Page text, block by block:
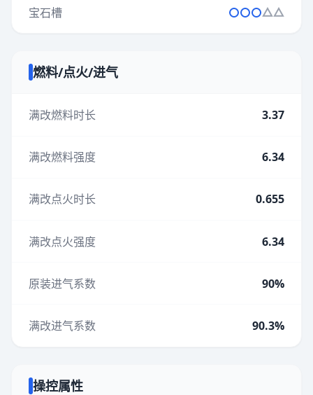
宝石槽
燃料/点火/进气
满改燃料时长 3.37
满改燃料强度 6.34
满改点火时长 0.655
满改点火强度 6.34
原装进气系数 90%
满改进气系数 90.3%
操控属性